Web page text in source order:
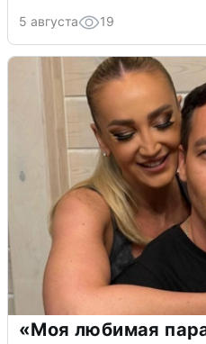
5 августа 19
«Моя любимая